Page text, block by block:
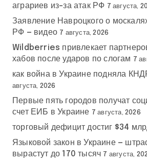
аграриев из-за атак РФ 7 августа,
Заявление Навроцкого о
РФ — видео 7 августа, 2026
Wildberries привлекает
хабов после ударов по слогам 7
как война в Украине подняла
августа, 2026
Первые пять городов получат
счет ЕИБ в Украине 7 августа, 2026
торговый дефицит достиг $34
Языковой закон в Украине —
вырастут до 170 тысяч 7 августа,